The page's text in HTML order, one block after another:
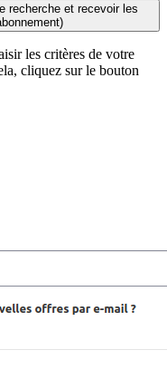
recherche et recevoir les
les critères de votre
cliquez sur le bouton